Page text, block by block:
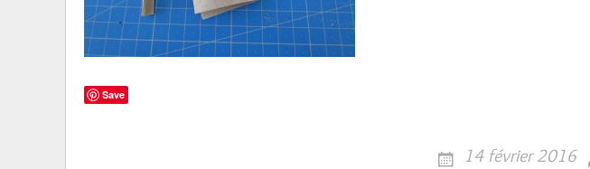
Save
14 février 2016